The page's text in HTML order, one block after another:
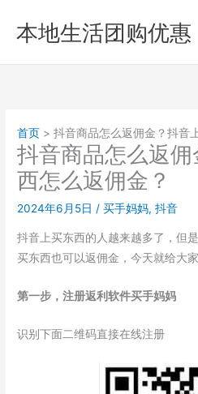
本地生活团购优惠
首页 抖音商品怎么返佣金？抖音
抖音商品怎么返
西怎么返佣金？
2024年6月5日/买手妈妈,抖音
抖音上买东西的人越来越多了，但
买东西也可以返佣金，今天就给大家
第一步，注册返利软件买手妈妈
识别下面二维码直接在线注册